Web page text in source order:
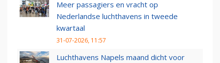
Meer passagiers en vracht op
Nederlandse luchthavens in tweede
kwartaal
31-07-2026, 11:57
Luchthavens Napels maand dicht voor